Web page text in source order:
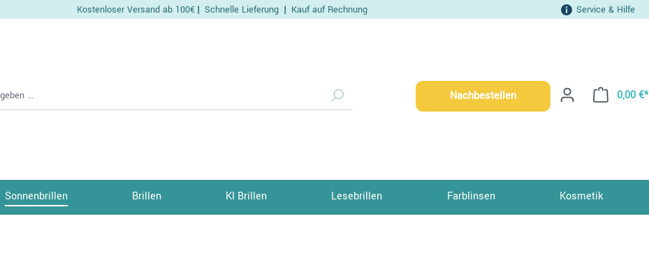
Kostenloser Versand ab 100€ | Schnelle Lieferung | Kauf auf Rechnung Service & Hilfe
0,00 €*
Nachbestellen
Sonnenbrillen Brillen KI Brillen Lesebrillen Farblinsen Kosmetik